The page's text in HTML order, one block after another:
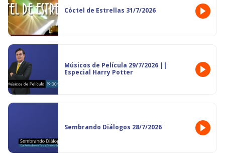
Cóctel de Estrellas 31/7/2026
Músicos de Película 29/7/2026 ||
Especial Harry Potter
Sembrando Diálogos 28/7/2026